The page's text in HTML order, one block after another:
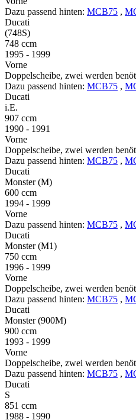
Dazu passend hinten: MCB75 ,
Ducati
(748S)
748 ccm
1995 - 1999
Vorne
Doppelscheibe, zwei werden
Dazu passend hinten: MCB75 ,
Ducati
i.E.
907 ccm
1990 - 1991
Vorne
Doppelscheibe, zwei werden
Dazu passend hinten: MCB75 ,
Ducati
Monster (M)
600 ccm
1994 - 1999
Vorne
Dazu passend hinten: MCB75 ,
Ducati
Monster (M1)
750 ccm
1996 - 1999
Vorne
Doppelscheibe, zwei werden
Dazu passend hinten: MCB75 ,
Ducati
Monster (900M)
900 ccm
1993 - 1999
Vorne
Doppelscheibe, zwei werden
Dazu passend hinten: MCB75 ,
Ducati
S
851 ccm
1988 - 1990